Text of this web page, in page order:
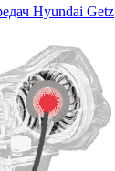
Hyundai Getz